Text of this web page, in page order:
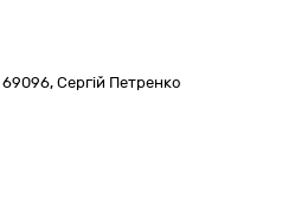
69096, Сергій Петренко